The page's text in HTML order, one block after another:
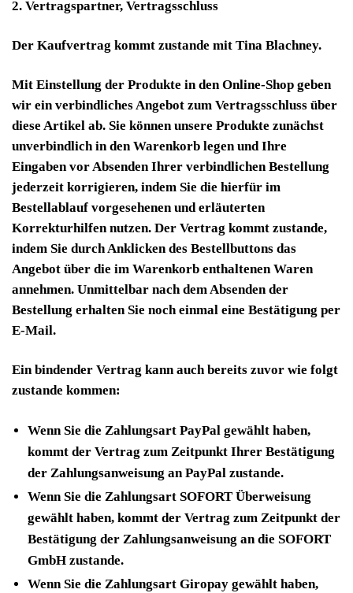
2. Vertragspartner, Vertragsschluss
Der Kaufvertrag kommt zustande mit Tina Blachney.
Mit Einstellung der Produkte in den Online-Shop geben
wir ein verbindliches Angebot zum Vertragsschluss über
diese Artikel ab. Sie können unsere Produkte zunächst
unverbindlich in den Warenkorb legen und Ihre
Eingaben vor Absenden Ihrer verbindlichen Bestellung
jederzeit korrigieren, indem Sie die hierfür im
Bestellablauf vorgesehenen und erläuterten
Korrekturhilfen nutzen. Der Vertrag kommt zustande,
indem Sie durch Anklicken des Bestellbuttons das
Angebot über die im Warenkorb enthaltenen Waren
annehmen. Unmittelbar nach dem Absenden der
Bestellung erhalten Sie noch einmal eine Bestätigung per
E-Mail.
Ein bindender Vertrag kann auch bereits zuvor wie folgt
zustande kommen:
Wenn Sie die Zahlungsart PayPal gewählt haben,
kommt der Vertrag zum Zeitpunkt Ihrer Bestätigung
der Zahlungsanweisung an PayPal zustande.
Wenn Sie die Zahlungsart SOFORT Überweisung
gewählt haben, kommt der Vertrag zum Zeitpunkt der
Bestätigung der Zahlungsanweisung an die SOFORT
GmbH zustande.
Wenn Sie die Zahlungsart Giropay gewählt haben,